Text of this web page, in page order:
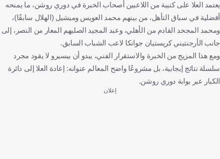
يعتمد العلا على كتيبة من اللاعبين أصحاب الخبرة في دوري روشن، ما يمنحه
أفضلية في سباق التأهل، من بينهم محمد العويس وميشيل (الهلال سابقًا)،
ومحمد المجحد القادم من الأهلي، وعبد المجيد الصليهم المعار من النصر، إلى
جانب الأرجنتيني كريستيان جوانكا لاعب الشباب السابق.
ومع هذا المزيج من الخبرة والاستقرار الفني، يبدو أن بيسيرو لا يقود مجرد
سلسلة نتائج إيجابية، بل مشروعًا واضح المعالم عنوانه: إعادة العلا إلى دائرة
الكبار عبر بوابة دوري روشن.
إعلان